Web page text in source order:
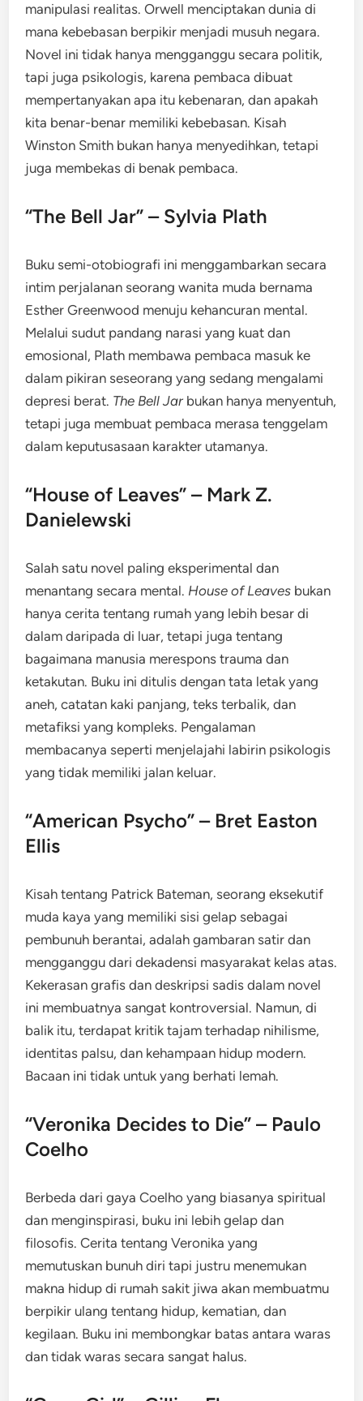
manipulasi realitas. Orwell menciptakan dunia di
mana kebebasan berpikir menjadi musuh negara.
Novel ini tidak hanya mengganggu secara politik,
tapi juga psikologis, karena pembaca dibuat
mempertanyakan apa itu kebenaran, dan apakah
kita benar-benar memiliki kebebasan. Kisah
Winston Smith bukan hanya menyedihkan, tetapi
juga membekas di benak pembaca.
“The Bell Jar” – Sylvia Plath
Buku semi-otobiografi ini menggambarkan secara
intim perjalanan seorang wanita muda bernama
Esther Greenwood menuju kehancuran mental.
Melalui sudut pandang narasi yang kuat dan
emosional, Plath membawa pembaca masuk ke
dalam pikiran seseorang yang sedang mengalami
depresi berat. The Bell Jar bukan hanya menyentuh,
tetapi juga membuat pembaca merasa tenggelam
dalam keputusasaan karakter utamanya.
“House of Leaves” – Mark Z.
Danielewski
Salah satu novel paling eksperimental dan
menantang secara mental. House of Leaves bukan
hanya cerita tentang rumah yang lebih besar di
dalam daripada di luar, tetapi juga tentang
bagaimana manusia merespons trauma dan
ketakutan. Buku ini ditulis dengan tata letak yang
aneh, catatan kaki panjang, teks terbalik, dan
metafiksi yang kompleks. Pengalaman
membacanya seperti menjelajahi labirin psikologis
yang tidak memiliki jalan keluar.
“American Psycho” – Bret Easton
Ellis
Kisah tentang Patrick Bateman, seorang eksekutif
muda kaya yang memiliki sisi gelap sebagai
pembunuh berantai, adalah gambaran satir dan
mengganggu dari dekadensi masyarakat kelas atas.
Kekerasan grafis dan deskripsi sadis dalam novel
ini membuatnya sangat kontroversial. Namun, di
balik itu, terdapat kritik tajam terhadap nihilisme,
identitas palsu, dan kehampaan hidup modern.
Bacaan ini tidak untuk yang berhati lemah.
“Veronika Decides to Die” – Paulo
Coelho
Berbeda dari gaya Coelho yang biasanya spiritual
dan menginspirasi, buku ini lebih gelap dan
filosofis. Cerita tentang Veronika yang
memutuskan bunuh diri tapi justru menemukan
makna hidup di rumah sakit jiwa akan membuatmu
berpikir ulang tentang hidup, kematian, dan
kegilaan. Buku ini membongkar batas antara waras
dan tidak waras secara sangat halus.